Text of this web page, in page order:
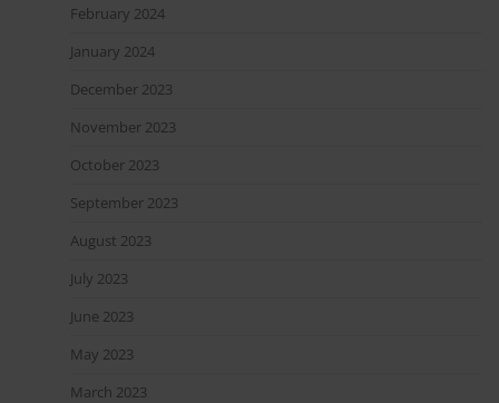
February 2024
January 2024
December 2023
November 2023
October 2023
September 2023
August 2023
July 2023
June 2023
May 2023
March 2023